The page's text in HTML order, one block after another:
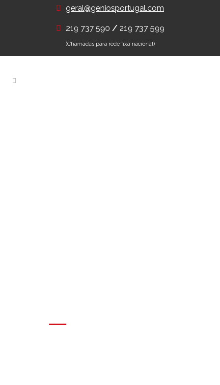
geral@geniosportugal.com
219 737 590 / 219 737 599
(Chamadas para rede fixa nacional)